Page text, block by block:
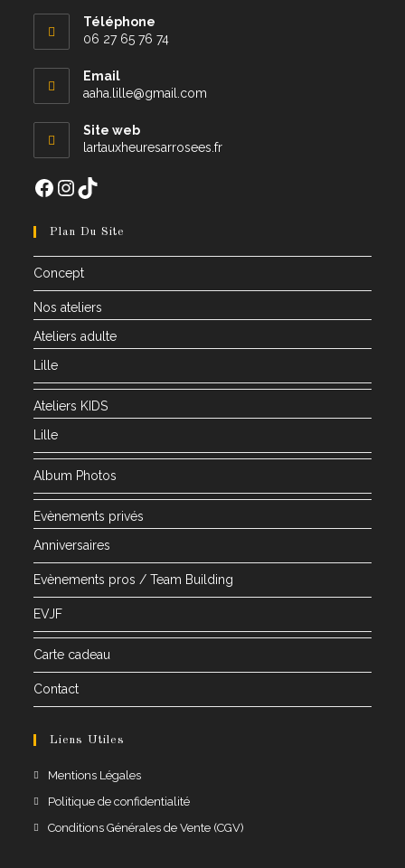
Téléphone
06 27 65 76 74
Email
aaha.lille@gmail.com
application
Site web
lartauxheuresarrosees.fr
Facebook
Instagram
TikTok
Plan Du Site
Concept
Nos ateliers
Ateliers adulte
Lille
Ateliers KIDS
Lille
Album Photos
Evènements privés
Anniversaires
Evènements pros / Team Building
EVJF
Carte cadeau
Contact
Liens Utiles
Mentions LégalesS’ouvre
dans
un
Politique de confidentialitéS’ouvre
dans
Conditions Générales de Vente (CGV)